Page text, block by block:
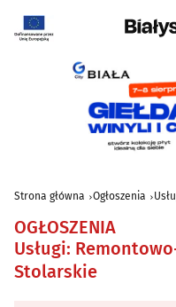
Strona główna Ogłoszenia
OGŁOSZENIA
Usługi:
Stolarskie